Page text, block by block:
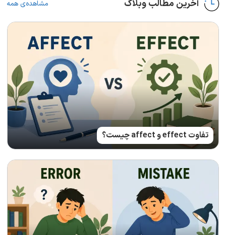
آخرین مطالب وبلاگ مشاهده‌ی همه
تفاوت effect و affect چیست؟